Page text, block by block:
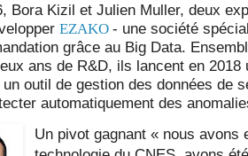
Bora Kizil et Julien Muller, deux
EZAKO - une société
grâce au Big Data.
ans de R&D, ils lancent en
un outil de gestion des données de
automatiquement des
Un pivot gagnant « nous avons